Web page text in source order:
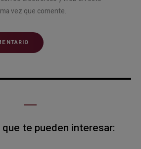
vez que comente.
te pueden interesar: